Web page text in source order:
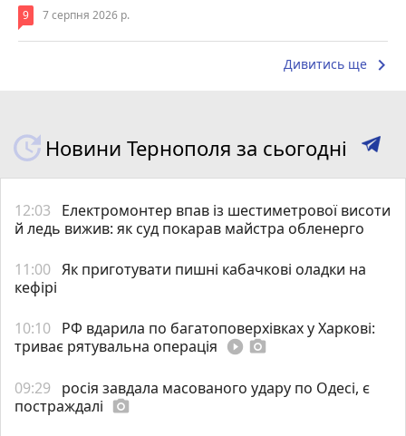
9 7 серпня 2026 р.
Дивитись ще keyboard_arrow_right
Новини Тернополя за сьогодні
12:03
Електромонтер впав із шестиметрової висоти
й ледь вижив: як суд покарав майстра обленерго
11:00 Як приготувати пишні кабачкові оладки на
кефірі
10:10 РФ вдарила по багатоповерхівках у Харкові:
триває рятувальна операція play_circle_filled photo_camera
09:29
росія завдала масованого удару по Одесі, є
постраждалі photo_camera